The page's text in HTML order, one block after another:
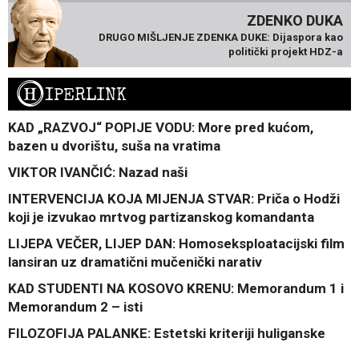
ZDENKO DUKA
DRUGO MIŠLJENJE ZDENKA DUKE: Dijaspora kao
politički projekt HDZ-a
HIPERLINK
KAD „RAZVOJ“ POPIJE VODU: More pred kućom,
bazen u dvorištu, suša na vratima
VIKTOR IVANČIĆ: Nazad naši
INTERVENCIJA KOJA MIJENJA STVAR: Priča o Hodži
koji je izvukao mrtvog partizanskog komandanta
LIJEPA VEČER, LIJEP DAN: Homoseksploatacijski film
lansiran uz dramatični mučenički narativ
KAD STUDENTI NA KOSOVO KRENU: Memorandum 1 i
Memorandum 2 – isti
FILOZOFIJA PALANKE: Estetski kriteriji huliganske